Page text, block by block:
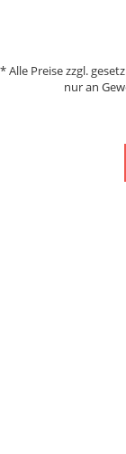
*Alle Preise zzgl.
nur an